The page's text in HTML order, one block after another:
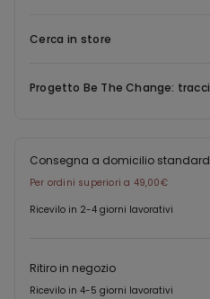
Cerca in store
Progetto Be The Change:
Consegna a domicilio standard
Per ordini superiori a 49,00€
Ricevilo in 2-4 giorni lavorativi
Ritiro in negozio
Ricevilo in 4-5 giorni lavorativi